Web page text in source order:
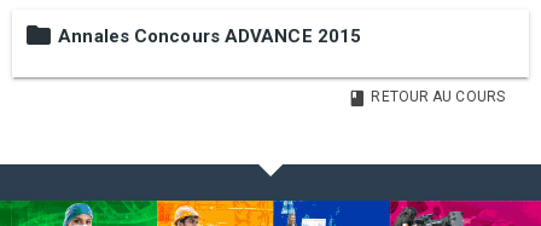
Annales Concours ADVANCE 2015
RETOUR AU COURS